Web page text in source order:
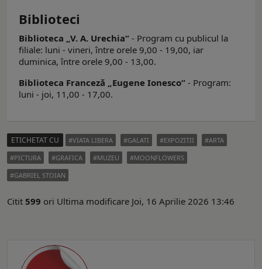
Biblioteci
Biblioteca „V. A. Urechia“ - Program cu publicul la
filiale: luni - vineri, între orele 9,00 - 19,00, iar
duminica, între orele 9,00 - 13,00.
Biblioteca Franceză „Eugene Ionesco“ - Program:
luni - joi, 11,00 - 17,00.
ETICHETAT CU VIATA LIBERA GALATI EXPOZITII
ARTA
PICTURA
GRAFICA MUZEU
MOONFLOWERS
GABRIEL STOIAN
Citit 599 ori Ultima modificare Joi, 16 Aprilie 2026 13:46